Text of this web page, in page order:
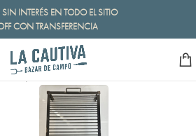
INTERÉS EN TODO EL SITIO
CON TRANSFERENCIA
/ Mostrando el único resultado